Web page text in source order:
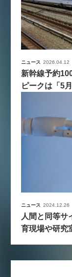
ニュース 2026.04.12
新幹線予約
ピークは「5
ニュース 2024.12.26
人間と同等サ
育現場や研究